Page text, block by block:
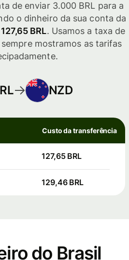
de enviar 3.000 BRL para a
o dinheiro da sua conta da
127,65 BRL. Usamos a taxa de
mostramos as tarifas
NZD
Custo da transferência
127,65 BRL
129,46 BRL
do Brasil